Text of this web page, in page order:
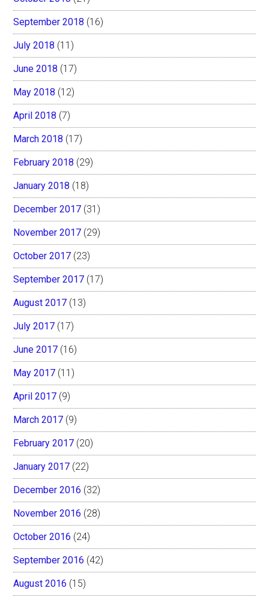
September 2018 (16)
July 2018 (11)
June 2018 (17)
May 2018 (12)
April 2018 (7)
March 2018 (17)
February 2018 (29)
January 2018 (18)
December 2017 (31)
November 2017 (29)
October 2017 (23)
September 2017 (17)
August 2017 (13)
July 2017 (17)
June 2017 (16)
May 2017 (11)
April 2017 (9)
March 2017 (9)
February 2017 (20)
January 2017 (22)
December 2016 (32)
November 2016 (28)
October 2016 (24)
September 2016 (42)
August 2016 (15)